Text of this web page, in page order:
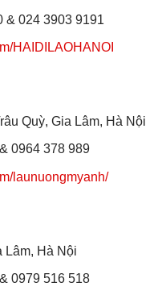
& 024 3903 9191
HAIDILAOHANOI
Quỳ, Gia Lâm, Hà Nội
0964 378 989
launuongmyanh/
Lâm, Hà Nội
0979 516 518